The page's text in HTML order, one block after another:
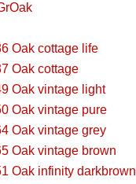
Oak cottage life
Oak cottage
Oak vintage light
Oak vintage pure
Oak vintage grey
Oak vintage brown
Oak infinity darkbrown